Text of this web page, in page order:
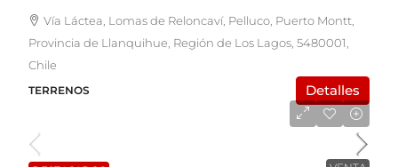
Vía Láctea, Lomas de Reloncaví, Pelluco, Puerto Montt,
Provincia de Llanquihue, Región de Los Lagos, 5480001,
Chile
TERRENOS Detalles